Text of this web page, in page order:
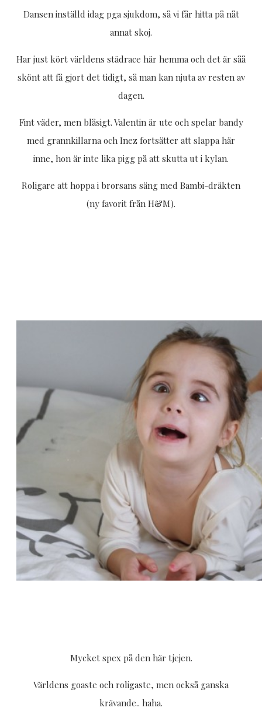
Dansen inställd idag pga sjukdom, så vi får hitta på nåt
annat skoj.
Har just kört världens städrace här hemma och det är såå
skönt att få gjort det tidigt, så man kan njuta av resten av
dagen.
Fint väder, men blåsigt. Valentin är ute och spelar bandy
med grannkillarna och Inez fortsätter att slappa här
inne, hon är inte lika pigg på att skutta ut i kylan.
Roligare att hoppa i brorsans säng med Bambi-dräkten
(ny favorit från H&M).
Mycket spex på den här tjejen.
Världens goaste och roligaste, men också ganska
krävande.. haha.